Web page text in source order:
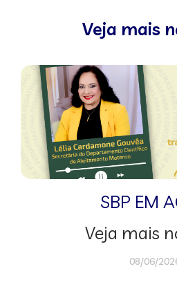
Veja mais
SBP EM
Veja mais
08/06/